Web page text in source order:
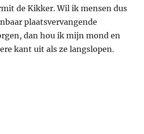
de Kikker. Wil ik mensen dus
plaatsvervangende
dan hou ik mijn mond en
kant uit als ze langslopen.